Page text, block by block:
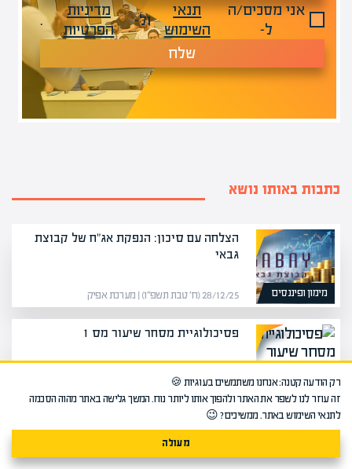
אני מסכים/ה
ל-
תנאי
השימוש
ול-
מדיניות
הפרטיות
.
שלח
כתבות באותו נושא
מימון ופיננסים
הצלחה עם סיכון: הנפקת אג"ח של קבוצת
גבאי
28/12/25 (ח׳ טבת תשפ״ו) | מערכת אפיק
פסיכולוגיית מסחר שיעור מס 1
רק הודעה קטנה: אנחנו משתמשים בעוגיות 🍪
זה עוזר לנו לשפר את האתר ולהפוך אותו ליותר נוח. המשך גלישה באתר מהוה הסכמה
לתנאי השימוש באתר. ממשיכים? 😉
מעולה